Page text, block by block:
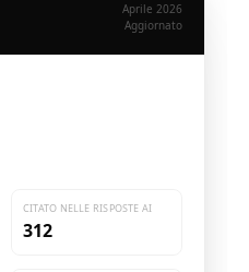
Aprile 2026
Aggiornato
CITATO NELLE RISPOSTE AI
312